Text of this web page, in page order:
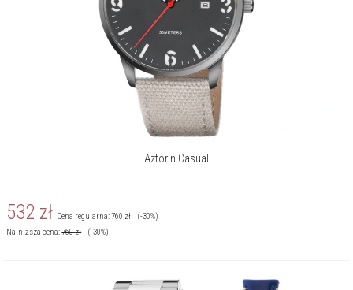
Aztorin Casual
532 zł Cena regularna:760zł
(-30%)
Najniższa cena:760zł (-30%)